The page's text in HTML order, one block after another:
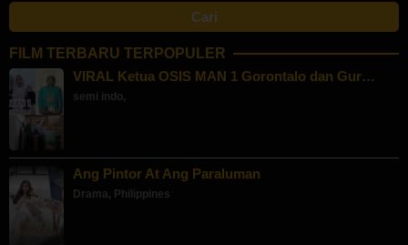
FILM TERBARU TERPOPULER
VIRAL Ketua OSIS MAN 1 Gorontalo dan Gur…
semi indo,
Ang Pintor At Ang Paraluman
Drama, Philippines